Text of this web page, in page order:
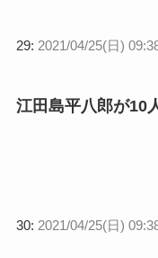
29: 2021/04/25(日)
江田島平八郎が10
30: 2021/04/25(日)